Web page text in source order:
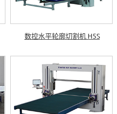
数控水平轮廓切割机 H5S